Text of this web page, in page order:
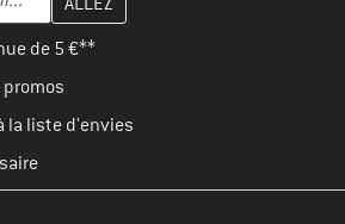
de 5 €**
la liste d'envies